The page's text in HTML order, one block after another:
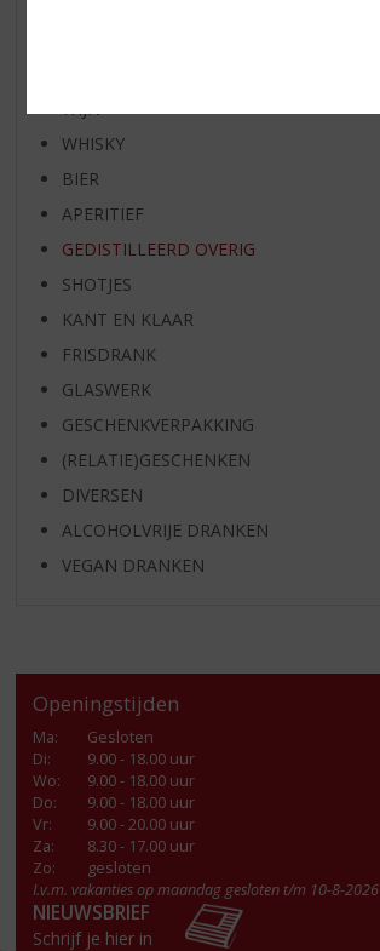
WIJN
WHISKY
BIER
APERITIEF
GEDISTILLEERD OVERIG
SHOTJES
KANT EN KLAAR
FRISDRANK
GLASWERK
GESCHENKVERPAKKING
(RELATIE)GESCHENKEN
DIVERSEN
ALCOHOLVRIJE DRANKEN
VEGAN DRANKEN
Openingstijden
Ma:
Gesloten
Di:
9.00 - 18.00 uur
Wo:
9.00 - 18.00 uur
Do:
9.00 - 18.00 uur
Vr:
9.00 - 20.00 uur
Za:
8.30 - 17.00 uur
Zo:
gesloten
I.v.m. vakanties op maandag gesloten t/m 10-8-2026
NIEUWSBRIEF
Schrijf je hier in